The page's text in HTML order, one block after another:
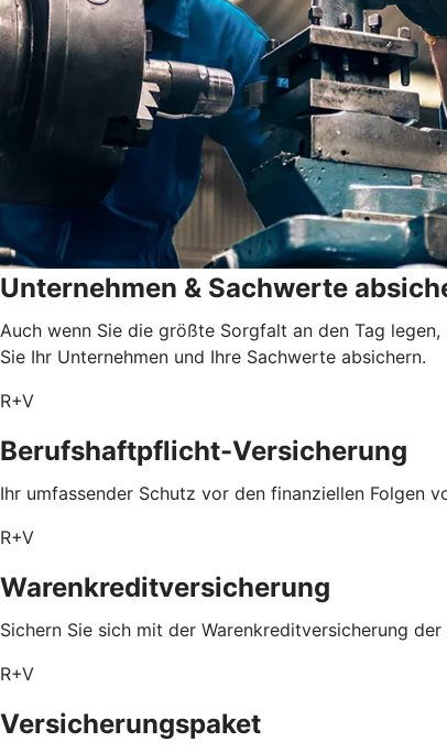
Unternehmen & Sachwerte
Auch wenn Sie die größte Sorgfalt an den Tag
Sie Ihr Unternehmen und Ihre Sachwerte absichern.
R+V
Berufshaftpflicht-Versicherung
Ihr umfassender Schutz vor den finanziellen Folgen
R+V
Warenkreditversicherung
Sichern Sie sich mit der Warenkreditversicherung
R+V
Versicherungspaket